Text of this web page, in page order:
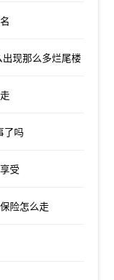
现那么多烂尾楼
了吗
受
险怎么走